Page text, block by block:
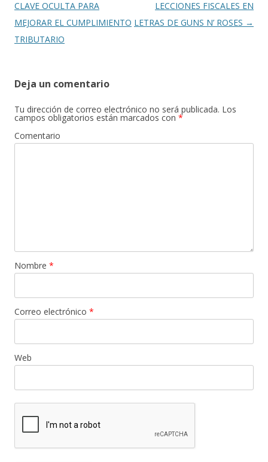
de
entradas
CLAVE OCULTA PARA
MEJORAR EL CUMPLIMIENTO
TRIBUTARIO
LECCIONES FISCALES EN
LETRAS DE GUNS N’ ROSES →
Deja un comentario
Tu dirección de correo electrónico no será publicada. Los
campos obligatorios están marcados con *
Comentario
Nombre *
Correo electrónico *
Web